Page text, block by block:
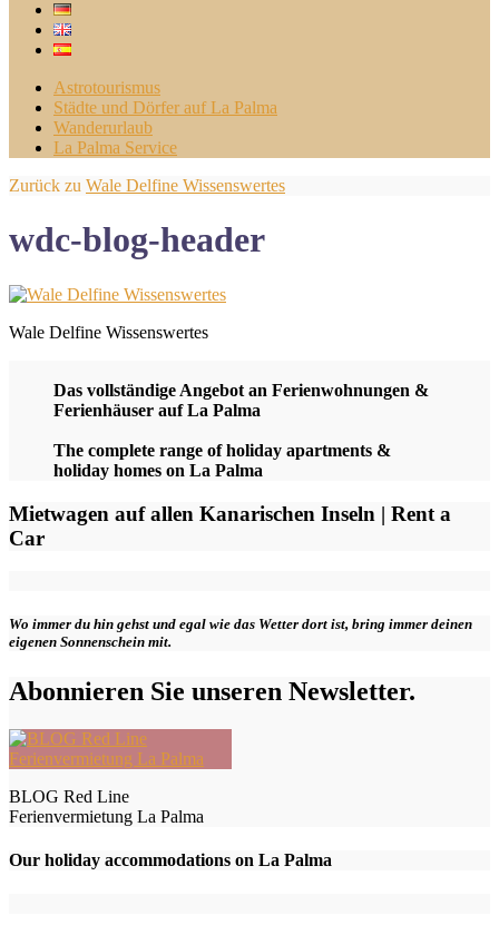
Astrotourismus
Städte und Dörfer auf La Palma
Wanderurlaub
La Palma Service
Zurück zu Wale Delfine Wissenswertes
wdc-blog-header
Wale Delfine Wissenswertes
Das vollständige Angebot an Ferienwohnungen &
Ferienhäuser auf La Palma
The complete range of holiday apartments &
holiday homes on La Palma
Mietwagen auf allen Kanarischen Inseln | Rent a
Car
Wo immer du hin gehst und egal wie das Wetter dort ist, bring immer deinen
eigenen Sonnenschein mit.
Abonnieren Sie unseren Newsletter.
BLOG Red Line
Ferienvermietung La Palma
Our holiday accommodations on La Palma